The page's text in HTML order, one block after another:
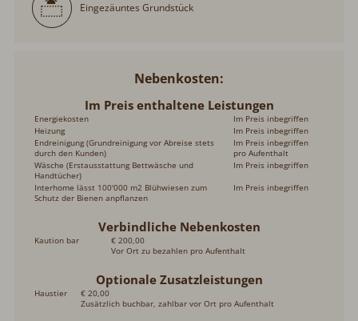
Eingezäuntes Grundstück
Nebenkosten
Im Preis enthaltene Leistungen
Energiekosten
Im Preis inbegriffen
Heizung
Im Preis inbegriffen
Endreinigung (Grundreinigung vor Abreise stets
durch den Kunden)
Im Preis inbegriffen
pro Aufenthalt
Wäsche (Erstausstattung Bettwäsche und
Handtücher)
Im Preis inbegriffen
Interhome lässt 100'000 m2 Blühwiesen zum
Schutz der Bienen anpflanzen
Im Preis inbegriffen
Verbindliche Nebenkosten
Kaution bar
€ 200,00
Vor Ort zu bezahlen pro Aufenthalt
Optionale Zusatzleistungen
Haustier
€ 20,00
Zusätzlich buchbar, zahlbar vor Ort pro Aufenthalt